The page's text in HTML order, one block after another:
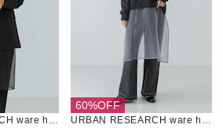
ware ho
60%OFF
URBAN RESEARCH ware ho